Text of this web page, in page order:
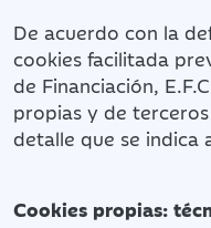
De acuerdo con la
cookies facilitada
de Financiación,
propias y de
detalle que se indica
Cookies propias: